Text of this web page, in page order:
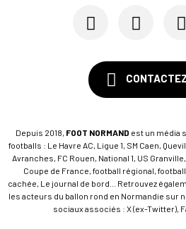
Depuis 2018, FOOT NORMAND est un média
footballs : Le Havre AC, Ligue 1, SM Caen,
Avranches, FC Rouen, National 1, US
Coupe de France, football régional,
cachée, Le journal de bord... Retrouvez
les acteurs du ballon rond en Normandie sur
sociaux associés : X (ex-Twitter),